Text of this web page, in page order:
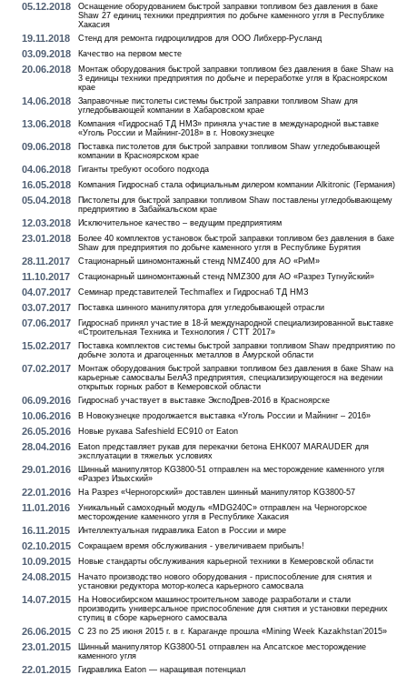
05.12.2018
Оснащение оборудованием быстрой заправки топливом без давления в баке
Shaw 27 единиц техники предприятия по добыче каменного угля в Республике
Хакасия
19.11.2018 Стенд для ремонта гидроцилидров для ООО Либхерр-Русланд
03.09.2018 Качество на первом месте
20.06.2018
Монтаж оборудования быстрой заправки топливом без давления в баке Shaw на
3 единицы техники предприятия по добыче и переработке угля в Красноярском
крае
14.06.2018
Заправочные пистолеты системы быстрой заправки топливом Shaw для
угледобывающей компании в Хабаровском крае
13.06.2018
Компания «Гидроснаб ТД НМЗ» приняла участие в международной выставке
«Уголь России и Майнинг-2018» в г. Новокузнецке
09.06.2018
Поставка пистолетов для быстрой заправки топливом Shaw угледобывающей
компании в Красноярском крае
04.06.2018 Гиганты требуют особого подхода
16.05.2018 Компания Гидроснаб стала официальным дилером компании Alkitronic (Германия)
05.04.2018
Пистолеты для быстрой заправки топливом Shaw поставлены угледобывающему
предприятию в Забайкальском крае
12.03.2018 Исключительное качество – ведущим предприятиям
23.01.2018
Более 40 комплектов установок быстрой заправки топливом без давления в баке
Shaw для предприятия по добыче каменного угля в Республике Бурятия
28.11.2017 Стационарный шиномонтажный стенд NMZ400 для АО «РиМ»
11.10.2017 Стационарный шиномонтажный стенд NMZ300 для АО «Разрез Тугнуйский»
04.07.2017 Семинар представителей Techmaflex и Гидроснаб ТД НМЗ
03.07.2017 Поставка шинного манипулятора для угледобывающей отрасли
07.06.2017
Гидроснаб принял участие в 18-й международной специализированной выставке
«Строительная Техника и Технология / СТТ 2017»
15.02.2017
Поставка комплектов системы быстрой заправки топливом Shaw предприятию по
добыче золота и драгоценных металлов в Амурской области
07.02.2017
Монтаж оборудования быстрой заправки топливом без давления в баке Shaw на
карьерные самосвалы БелАЗ предприятия, специализирующегося на ведении
открытых горных работ в Кемеровской области
06.09.2016 Гидроснаб участвует в выставке ЭкспоДрев-2016 в Красноярске
10.06.2016 В Новокузнецке продолжается выставка «Уголь России и Майнинг – 2016»
26.05.2016 Новые рукава Safeshield EC910 от Eaton
28.04.2016
Eaton представляет рукав для перекачки бетона EHK007 MARAUDER для
эксплуатации в тяжелых условиях
29.01.2016
Шинный манипулятор KG3800-51 отправлен на месторождение каменного угля
«Разрез Изыхский»
22.01.2016 На Разрез «Черногорский» доставлен шинный манипулятор KG3800-57
11.01.2016
Уникальный самоходный модуль «MDG240C» отправлен на Черногорское
месторождение каменного угля в Республике Хакасия
16.11.2015 Интеллектуальная гидравлика Eaton в России и мире
02.10.2015 Сокращаем время обслуживания - увеличиваем прибыль!
10.09.2015 Новые стандарты обслуживания карьерной техники в Кемеровской области
24.08.2015
Начато производство нового оборудования - приспособление для снятия и
установки редуктора мотор-колеса карьерного самосвала
14.07.2015
На Новосибирском машиностроительном заводе разработали и стали
производить универсальное приспособление для снятия и установки передних
ступиц в сборе карьерного самосвала
26.06.2015 С 23 по 25 июня 2015 г. в г. Караганде прошла «Mining Week Kazakhstan’2015»
23.01.2015
Шинный манипулятор KG3800-51 отправлен на Апсатское месторождение
каменного угля
22.01.2015 Гидравлика Eaton — наращивая потенциал